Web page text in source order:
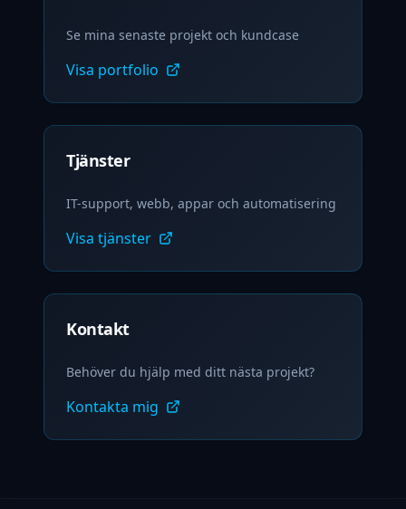
Se mina senaste projekt och kundcase
Visa portfolio
Tjänster
IT-support, webb, appar och automatisering
Visa tjänster
Kontakt
Behöver du hjälp med ditt nästa projekt?
Kontakta mig